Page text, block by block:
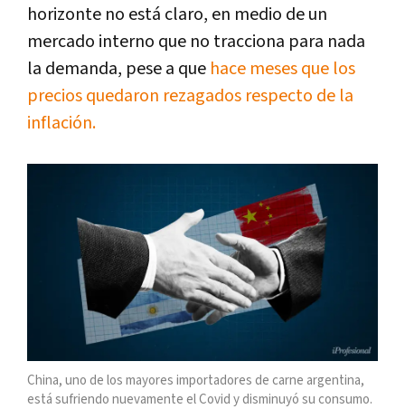
horizonte no está claro, en medio de un
mercado interno que no tracciona para nada
la demanda, pese a que hace meses que los
precios quedaron rezagados respecto de la
inflación.
China, uno de los mayores importadores de carne argentina,
está sufriendo nuevamente el Covid y disminuyó su consumo.